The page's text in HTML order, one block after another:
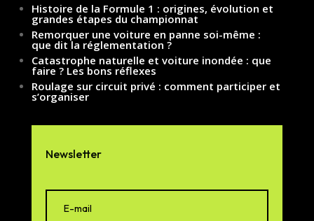
Histoire de la Formule 1 : origines, évolution et
grandes étapes du championnat
Remorquer une voiture en panne soi-même :
que dit la réglementation ?
Catastrophe naturelle et voiture inondée : que
faire ? Les bons réflexes
Roulage sur circuit privé : comment participer et
s’organiser
Newsletter